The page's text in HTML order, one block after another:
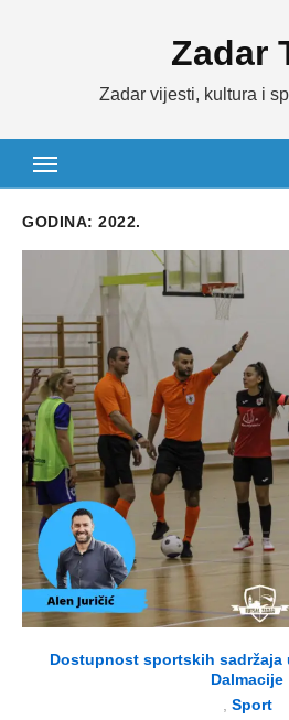
Zadar
Zadar vijesti, kultura i
GODINA: 2022.
Dostupnost sportskih sadržaja
Dalmacije
Sport